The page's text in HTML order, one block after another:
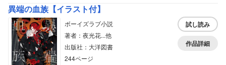
異端の血族【イラスト付】
ボーイズラブ小説
著者：夜光花...他
出版社：大洋図書
244ページ
試し読み
作品詳細